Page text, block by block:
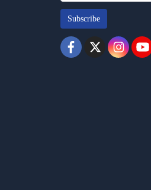
Subscribe